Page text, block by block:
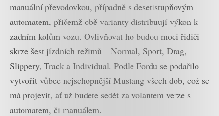
manuální převodovkou, případně s desetistupňovým
automatem, přičemž obě varianty distribuují výkon k
zadním kolům vozu. Ovlivňovat ho budou moci řidiči
skrze šest jízdních režimů – Normal, Sport, Drag,
Slippery, Track a Individual. Podle Fordu se podařilo
vytvořit vůbec nejschopnější Mustang všech dob, což se
má projevit, ať už budete sedět za volantem verze s
automatem, či manuálem.